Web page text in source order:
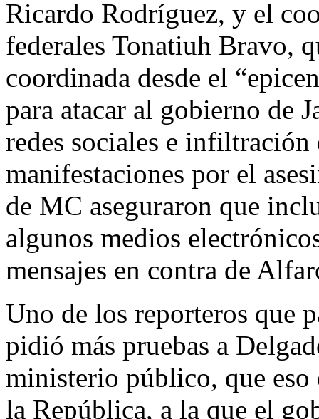
Ricardo Rodríguez, y el
federales Tonatiuh Bravo,
coordinada desde el
para atacar al gobierno de
redes sociales e infiltración
manifestaciones por el
de MC aseguraron que
algunos medios
mensajes en contra de
Uno de los reporteros que
pidió más pruebas a
ministerio público, que eso
la República, a la que el